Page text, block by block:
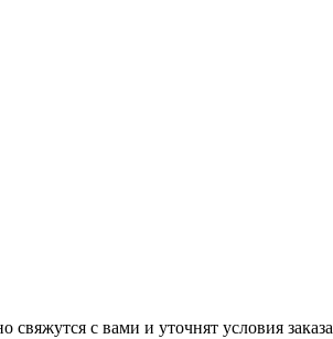
с вами и уточнят условия заказа